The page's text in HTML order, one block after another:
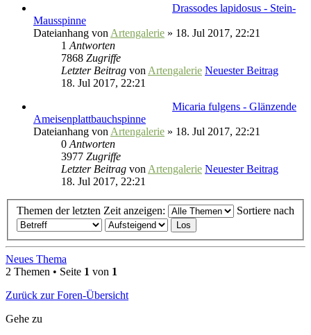
Drassodes lapidosus - Stein-
Mausspinne
Dateianhang von Artengalerie » 18. Jul 2017, 22:21
1 Antworten
7868 Zugriffe
Letzter Beitrag von Artengalerie Neuester Beitrag
18. Jul 2017, 22:21
Micaria fulgens - Glänzende
Ameisenplattbauchspinne
Dateianhang von Artengalerie » 18. Jul 2017, 22:21
0 Antworten
3977 Zugriffe
Letzter Beitrag von Artengalerie Neuester Beitrag
18. Jul 2017, 22:21
Themen der letzten Zeit anzeigen: Sortiere nach
Neues Thema
2 Themen • Seite 1 von 1
Zurück zur Foren-Übersicht
Gehe zu